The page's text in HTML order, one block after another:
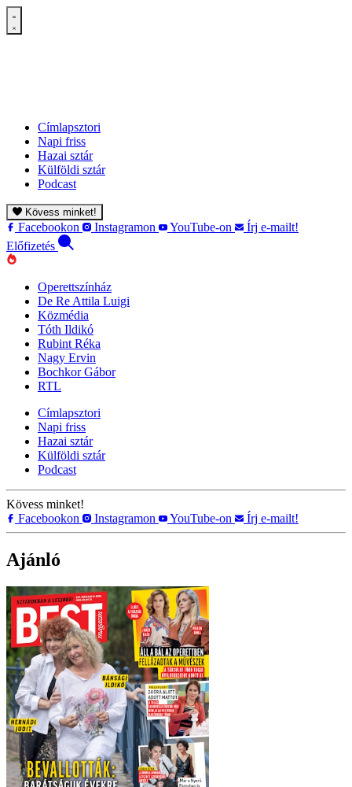
Címlapsztori
Napi friss
Hazai sztár
Külföldi sztár
Podcast
Kövess minket!
Facebookon Instagramon YouTube-on
Írj e-mailt!
Előfizetés
Operettszínház
De Re Attila Luigi
Közmédia
Tóth Ildikó
Rubint Réka
Nagy Ervin
Bochkor Gábor
RTL
Címlapsztori
Napi friss
Hazai sztár
Külföldi sztár
Podcast
Kövess minket!
Facebookon
Instagramon YouTube-on Írj e-mailt!
Ajánló